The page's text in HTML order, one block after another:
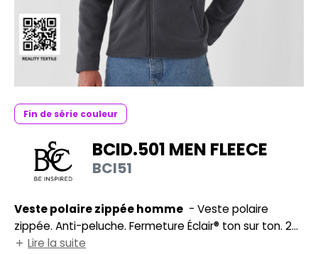
DE SERIE
VISIBILITE
MODULABLES
YOUR BRAND
SI ON L'APPELAIT FRANCIS
BY PROMODORO
Fin de série couleur
BCID.501 MEN FLEECE
BCI51
Veste polaire zippée homme
zippée. Anti-peluche. Fermeture Éclair® ton sur ton. 2
poches avant zippées. Ourlet non élastiqué. Bande de
Lire la suite